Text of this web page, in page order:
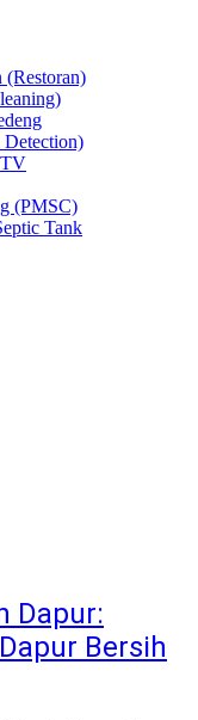
(Restoran)
Detection)
(PMSC)
Tank
Dapur:
Bersih